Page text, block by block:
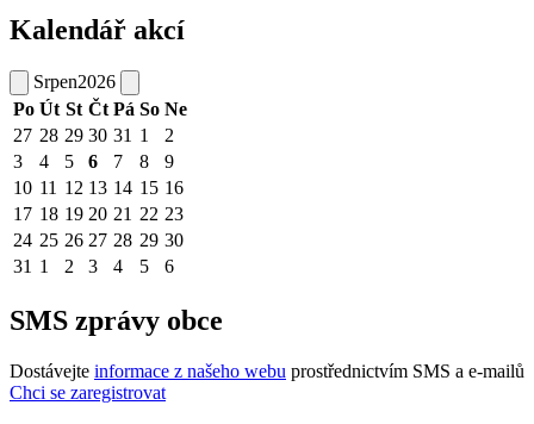
Kalendář akcí
Srpen2026
Po Út St Čt Pá So Ne
27 28 29 30 31 1
2
3
4 5 6 7 8
9
10 11 12 13 14 15 16
17 18 19 20 21 22 23
24 25 26 27 28 29 30
31 1 2 3 4 5 6
SMS zprávy obce
Dostávejte informace z našeho webu prostřednictvím SMS a e-mailů
Chci se zaregistrovat